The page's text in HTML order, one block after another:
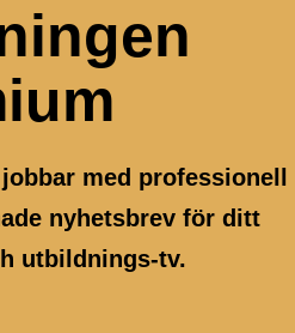
med professionell
nyhetsbrev för ditt
utbildnings-tv.